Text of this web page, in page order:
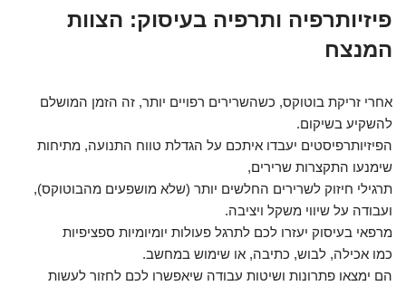
פיזיותרפיה ותרפיה בעיסוק: הצוות
המנצח
אחרי זריקת בוטוקס, כשהשרירים רפויים יותר, זה הזמן המושלם
להשקיע בשיקום.
הפיזיותרפיסטים יעבדו איתכם על הגדלת טווח התנועה, מתיחות
שימנעו התקצרות שרירים,
תרגילי חיזוק לשרירים החלשים יותר (שלא מושפעים מהבוטוקס),
ועבודה על שיווי משקל ויציבה.
מרפאי בעיסוק יעזרו לכם לתרגל פעולות יומיומיות ספציפיות
כמו אכילה, לבוש, כתיבה, או שימוש במחשב.
הם ימצאו פתרונות ושיטות עבודה שיאפשרו לכם לחזור לעשות